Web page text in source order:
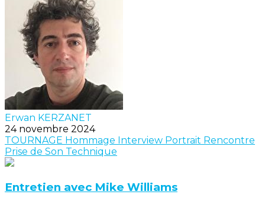
Erwan KERZANET
24 novembre 2024
TOURNAGE Hommage Interview Portrait Rencontre
Prise de Son Technique
Entretien avec Mike Williams